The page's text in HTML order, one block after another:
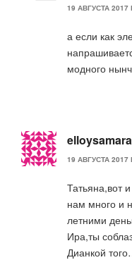
19 АВГУСТА 2017
а если как
модного
elloysamara
19 АВГУСТА 2017
Татьяна,вот
нам много и
летними
Ира,ты
Дианкой